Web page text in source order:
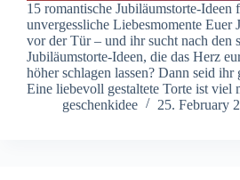
15 romantische Jubiläumstorte-Ideen
unvergessliche Liebesmomente Euer
vor der Tür – und ihr sucht nach den
Jubiläumstorte-Ideen, die das Herz
höher schlagen lassen? Dann seid ihr
Eine liebevoll gestaltete Torte ist
geschenkidee
25. February